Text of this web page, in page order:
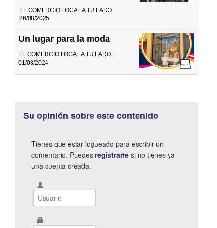
EL COMERCIO LOCAL A TU LADO |
26/08/2025
Un lugar para la moda
EL COMERCIO LOCAL A TU LADO |
01/08/2024
Su opinión sobre este contenido
Tienes que estar logueado para escribir un
comentario. Puedes registrarte si no tienes ya
una cuenta creada.